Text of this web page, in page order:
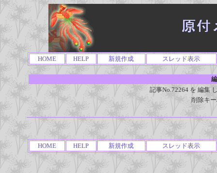
HOME HELP 新規作成 スレッド表示
記事No.72264 を 編集
削除キ
HOME HELP 新規作成 スレッド表示